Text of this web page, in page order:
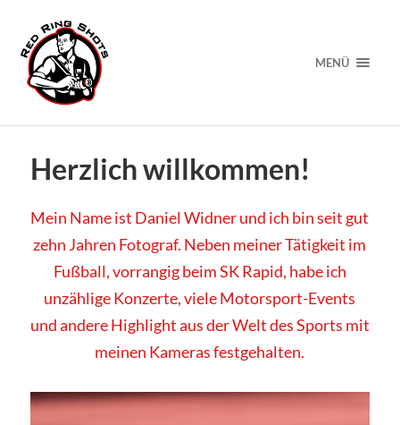
MENÜ
Herzlich willkommen!
Mein Name ist Daniel Widner und ich bin seit gut
zehn Jahren Fotograf. Neben meiner Tätigkeit im
Fußball, vorrangig beim SK Rapid, habe ich
unzählige Konzerte, viele Motorsport-Events
und andere Highlight aus der Welt des Sports mit
meinen Kameras festgehalten.